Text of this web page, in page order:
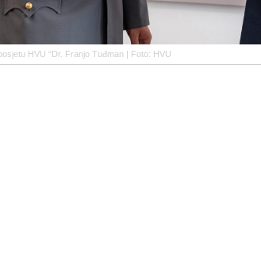
HVU “Dr. Franjo Tuđman | Foto: HVU